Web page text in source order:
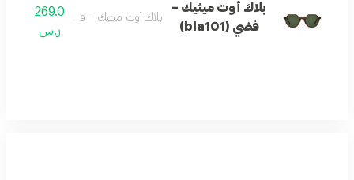
بلاك أوت ميثيك –
فضي (bla101)
بلاك أوت ميثيك – فضي (bla101)269.0
ر.س